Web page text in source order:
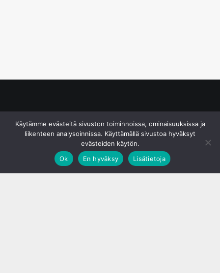
Käytämme evästeitä sivuston toiminnoissa, ominaisuuksissa ja
liikenteen analysoinnissa. Käyttämällä sivustoa hyväksyt
evästeiden käytön.
Ok
En hyväksy Lisätietoja